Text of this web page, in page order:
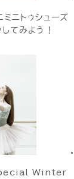
ニトゥシューズ
てみよう！
Winter